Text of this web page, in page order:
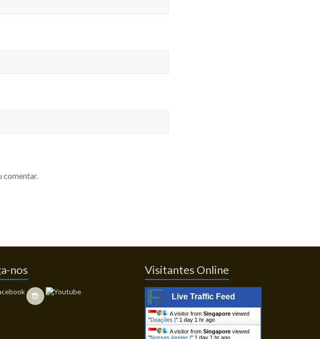
comentar.
nos Visitantes Online
Live Traffic Feed
A visitor from Singapore viewed
"Doações | " 1 day 1 hr ago
A visitor from Singapore viewed
"Nossas Igrejas | " 1 day 1 hr ago